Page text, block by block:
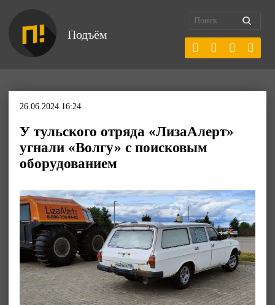
Подъём
26.06.2024 16:24
У тульского отряда «ЛизаАлерт»
угнали «Волгу» с поисковым
оборудованием